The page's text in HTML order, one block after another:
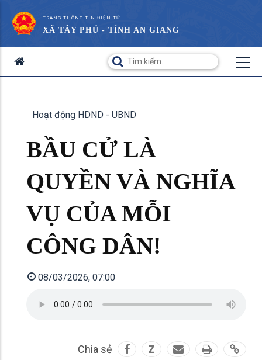
TRANG THÔNG TIN ĐIỆN TỬ
XÃ TÂY PHÚ - TỈNH AN GIANG
Hoạt động HDND - UBND
BẦU CỬ LÀ
QUYỀN VÀ NGHĨA
VỤ CỦA MỖI
CÔNG DÂN!
08/03/2026, 07:00
Chia sẻ Z